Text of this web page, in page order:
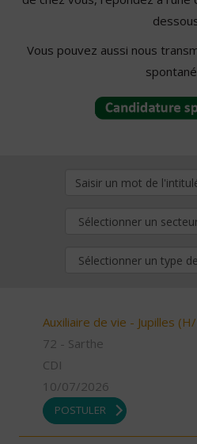
Vous pouvez aussi nous
Auxiliaire de vie - Jupilles
72 - Sarthe
CDI
10/07/2026
POSTULER